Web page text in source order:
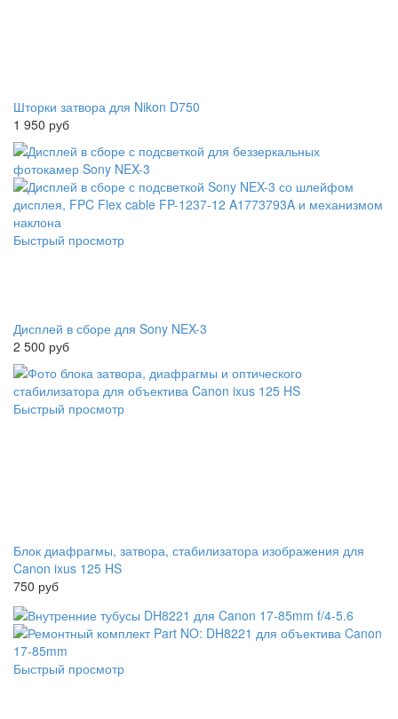
Шторки затвора для Nikon D750
1 950 руб
Быстрый просмотр
Дисплей в сборе для Sony NEX-3
2 500 руб
Быстрый просмотр
Блок диафрагмы, затвора, стабилизатора изображения для
Canon ixus 125 HS
750 руб
Быстрый просмотр